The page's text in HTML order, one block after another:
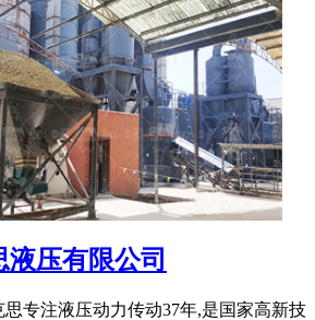
压有限公司
专注液压动力传动37年,是国家高新技